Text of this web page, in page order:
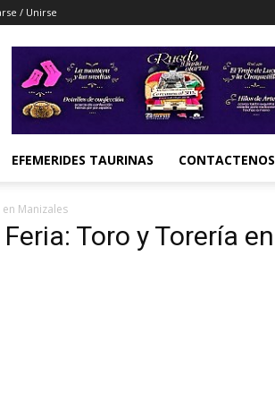
/ Unirse
EFEMERIDES TAURINAS CONTACTENOS
Manizales
Toro y Torería en